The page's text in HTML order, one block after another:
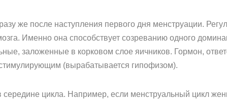
же после наступления первого дня менструации.
Именно она способствует созреванию одного
заложенные в корковом слое яичников. Гормон,
(вырабатывается гипофизом).
цикла. Например, если менструальный цикл